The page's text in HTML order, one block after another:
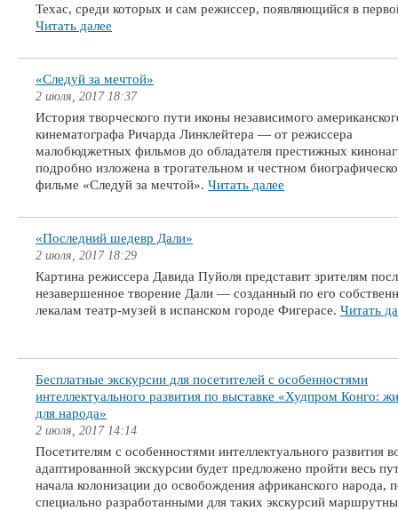
Техас, среди которых и сам режиссер, появляющийся в
Читать далее
«Следуй за мечтой»
2 июля, 2017 18:37
История творческого пути иконы независимого
кинематографа Ричарда Линклейтера — от режиссера
малобюджетных фильмов до обладателя престижных
подробно изложена в трогательном и честном
фильме «Следуй за мечтой». Читать далее
«Последний шедевр Дали»
2 июля, 2017 18:29
Картина режиссера Давида Пуйоля представит зрителям
незавершенное творение Дали — созданный по его
лекалам театр-музей в испанском городе Фигерасе. Читать
Бесплатные экскурсии для посетителей с особенностями
интеллектуального развития по выставке «Худпром Конго:
для народа»
2 июля, 2017 14:14
Посетителям с особенностями интеллектуального развития
адаптированной экскурсии будет предложено пройти весь
начала колонизации до освобождения африканского народа,
специально разработанными для таких экскурсий